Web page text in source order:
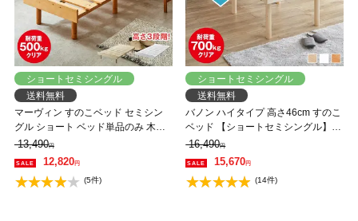
ショートセミシングル
送料無料
マーヴィン すのこベッド セミシン
グル ショート ベッド単品のみ 木製
頑丈 耐荷重500kg ヘッドレス 高さ3
13,490円
12,820円
(5件)
ショートセミシングル
送料無料
バノン ハイタイプ 高さ46cm すのこ
ベッド 【ショートセミシングル】
長さ180cm 木製 ベッドフレーム 耐
荷重350kg 組立簡単 低ホルムアルデ
ヒド
16,490円
15,670円
(14件)